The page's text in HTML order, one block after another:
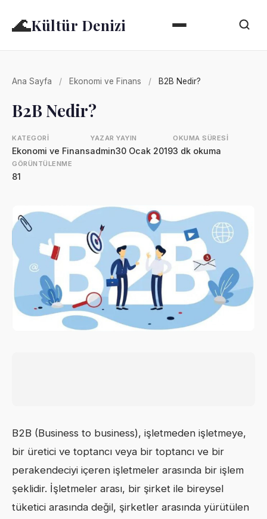
🌊Kültür Denizi
Ana Sayfa / Ekonomi ve Finans / B2B Nedir?
B2B Nedir?
KATEGORI
Ekonomi ve Finans
YAZAR
admin
YAYIN
30 Ocak 2019
OKUMA SÜRESI
3 dk okuma
GÖRÜNTÜLENME
81
B2B (Business to business), işletmeden işletmeye,
bir üretici ve toptancı veya bir toptancı ve bir
perakendeciyi içeren işletmeler arasında bir işlem
şeklidir. İşletmeler arası, bir şirket ile bireysel
tüketici arasında değil, şirketler arasında yürütülen